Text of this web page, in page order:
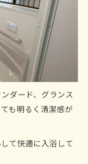
ダード、グランス
も明るく清潔感が
て快適に入浴して